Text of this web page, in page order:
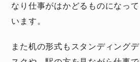
なり仕事がはかどるものになって
います。
また机の形式もスタンディングデ